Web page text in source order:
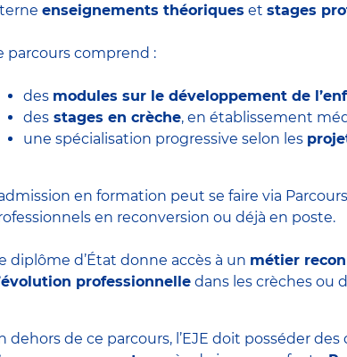
enseignements théoriques et stages
parcours comprend :
des modules sur le développement de
des stages en crèche, en établissement
une spécialisation progressive selon les
en formation peut se faire via
en reconversion ou déjà en poste.
diplôme d’État donne accès à un métier
professionnelle dans les crèches ou
dehors de ce parcours, l’EJE doit posséder